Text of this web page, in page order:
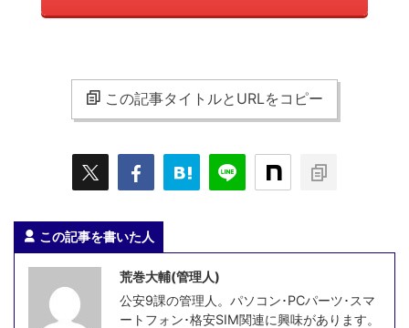
この記事タイトルとURLをコピー
この記事を書いた人
荒巻大輔(管理人)
公安9課の管理人。パソコン･PCパーツ･スマ
ートフォン･格安SIM関連に興味があります。